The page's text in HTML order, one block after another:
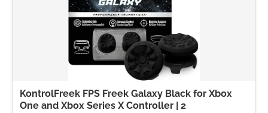
KontrolFreek FPS Freek Galaxy Black for Xbox
One and Xbox Series X Controller | 2